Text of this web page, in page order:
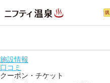
施設情報
口コミ
クーポン・チケット